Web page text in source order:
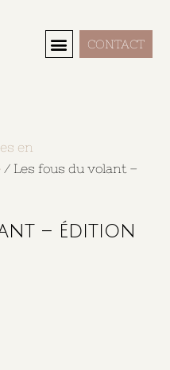
CONTACT
en
/ Les fous du volant –
– édition